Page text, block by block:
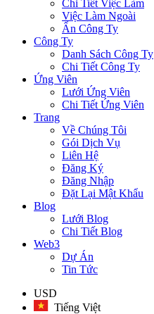
Chi Tiết Việc Làm
Việc Làm Ngoài
Ẩn Công Ty
Công Ty
Danh Sách Công Ty
Chi Tiết Công Ty
Ứng Viên
Lưới Ứng Viên
Chi Tiết Ứng Viên
Trang
Về Chúng Tôi
Gói Dịch Vụ
Liên Hệ
Đăng Ký
Đăng Nhập
Đặt Lại Mật Khẩu
Blog
Lưới Blog
Chi Tiết Blog
Web3
Dự Án
Tin Tức
USD
Tiếng Việt